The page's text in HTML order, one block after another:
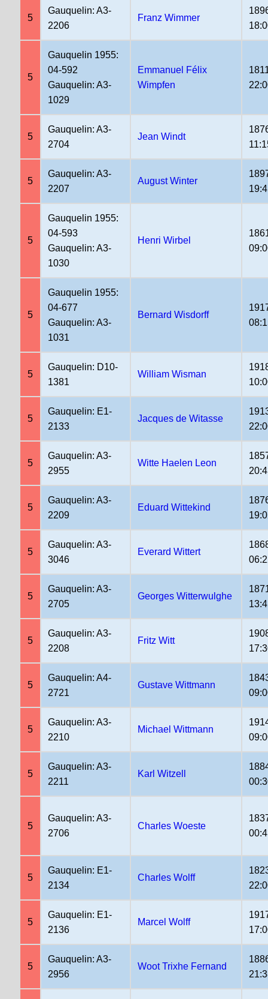
5
Gauquelin: A3-
2206
Franz Wimmer
5
Gauquelin 1955:
04-592
Gauquelin: A3-
1029
Emmanuel Félix
Wimpfen
5
Gauquelin: A3-
2704
Jean Windt
5
Gauquelin: A3-
2207
August Winter
5
Gauquelin 1955:
04-593
Gauquelin: A3-
1030
Henri Wirbel
5
Gauquelin 1955:
04-677
Gauquelin: A3-
1031
Bernard Wisdorff
5
Gauquelin: D10-
1381
William Wisman
5
Gauquelin: E1-
2133
Jacques de Witasse
5
Gauquelin: A3-
2955
Witte Haelen Leon
5
Gauquelin: A3-
2209
Eduard Wittekind
5
Gauquelin: A3-
3046
Everard Wittert
5
Gauquelin: A3-
2705
Georges Witterwulghe
5
Gauquelin: A3-
2208
Fritz Witt
5
Gauquelin: A4-
2721
Gustave Wittmann
5
Gauquelin: A3-
2210
Michael Wittmann
5
Gauquelin: A3-
2211
Karl Witzell
5
Gauquelin: A3-
2706
Charles Woeste
5
Gauquelin: E1-
2134
Charles Wolff
5
Gauquelin: E1-
2136
Marcel Wolff
5
Gauquelin: A3-
2956
Woot Trixhe Fernand